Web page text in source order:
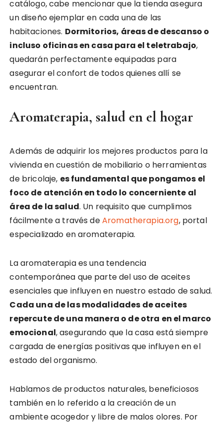
catálogo, cabe mencionar que la tienda asegura
un diseño ejemplar en cada una de las
habitaciones. Dormitorios, áreas de descanso o
incluso oficinas en casa para el teletrabajo,
quedarán perfectamente equipadas para
asegurar el confort de todos quienes allí se
encuentran.
Aromaterapia, salud en el hogar
Además de adquirir los mejores productos para la
vivienda en cuestión de mobiliario o herramientas
de bricolaje, es fundamental que pongamos el
foco de atención en todo lo concerniente al
área de la salud. Un requisito que cumplimos
fácilmente a través deAromatherapia.org, portal
especializado en aromaterapia.
La aromaterapia es una tendencia
contemporánea que parte del uso de aceites
esenciales que influyen en nuestro estado de salud.
Cada una de las modalidades de aceites
repercute de una manera o de otra en el marco
emocional, asegurando que la casa está siempre
cargada de energías positivas que influyen en el
estado del organismo.
Hablamos de productos naturales, beneficiosos
también en lo referido a la creación de un
ambiente acogedor y libre de malos olores. Por